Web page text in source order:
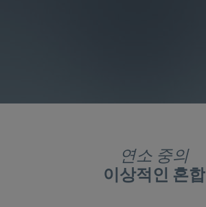
연소 중의
이상적인 혼합